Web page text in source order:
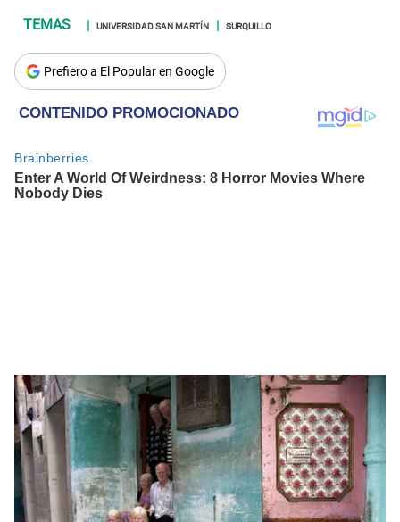
UNIVERSIDAD SAN MARTÍN SURQUILLO
Prefiero a El Popular en Google